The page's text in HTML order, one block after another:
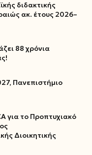
διδακτικής
ακ. έτους 2026–
88 χρόνια
Πανεπιστήμιο
για το Προπτυχιακό
Διοικητικής